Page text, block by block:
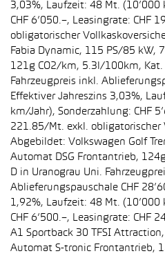
3,03%, Laufzeit: 48 Mt. (10’000
CHF 6’050.–, Leasingrate: CHF
obligatorischer
Fabia Dynamic, 115 PS/85 kW,
121g CO2/km, 5.3l/100km, Kat.
Fahrzeugpreis inkl.
Effektiver Jahreszins 3,03%,
km/Jahr), Sonderzahlung: CHF
221.85/Mt. exkl. obligatorischer
Abgebildet: Volkswagen Golf
Automat DSG Frontantrieb,
D in Uranograu Uni.
Ablieferungspauschale CHF
1,92%, Laufzeit: 48 Mt. (10’000
CHF 6’500.–, Leasingrate: CHF
A1 Sportback 30 TFSI
Automat S-tronic Frontantrieb,